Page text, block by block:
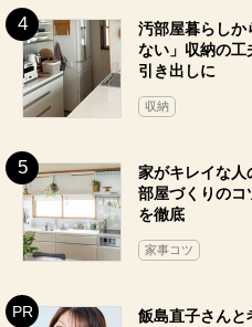
汚部屋暮らしか
ない」収納の工
引き出しに
収納
家がキレイな人
部屋づくりのコ
を徹底
家事コツ
飯島直子さんと